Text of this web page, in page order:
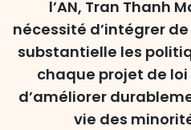
l’AN, Tran Thanh
nécessité d’intégrer
substantielle les
chaque projet de
d’améliorer
vie des